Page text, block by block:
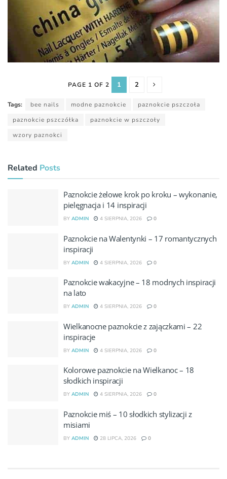
PAGE 1 OF 2 1 2
Tags: bee nails modne paznokcie
paznokcie pszczoła
paznokcie pszczółka
paznokcie w pszczoły
wzory paznokci
Related Posts
Paznokcie żelowe krok po kroku – wykonanie,
pielęgnacja i 14 inspiracji
BY ADMIN 4 SIERPNIA, 2026 0
Paznokcie na Walentynki – 17 romantycznych
inspiracji
BY ADMIN 4 SIERPNIA, 2026 0
Paznokcie wakacyjne – 18 modnych inspiracji
na lato
BY ADMIN 4 SIERPNIA, 2026 0
Wielkanocne paznokcie z zajączkami – 22
inspiracje
BY ADMIN 4 SIERPNIA, 2026 0
Kolorowe paznokcie na Wielkanoc – 18
słodkich inspiracji
BY ADMIN 4 SIERPNIA, 2026 0
Paznokcie miś – 10 słodkich stylizacji z
misiami
BY ADMIN 28 LIPCA, 2026 0